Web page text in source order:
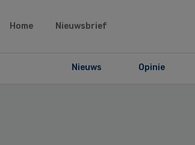
Home Nieuwsbrief
Nieuws Opinie